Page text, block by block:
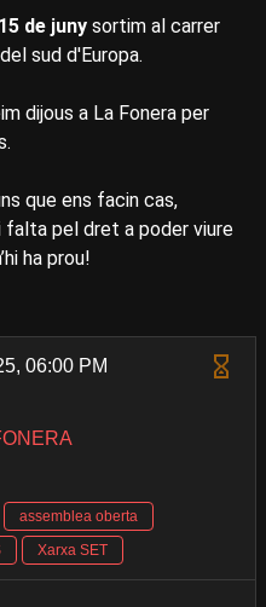
15 de juny sortim al carrer
sud d'Europa.
dijous a La Fonera per
que ens facin cas,
pel dret a poder viure
ha prou!
06:00 PM
assemblea oberta
Xarxa SET